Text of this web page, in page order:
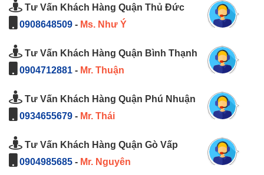
Tư Vấn Khách Hàng Quận Thủ Đức
0908648509 - Ms. Như Ý
Tư Vấn Khách Hàng Quận Bình Thạnh
0904712881 - Mr. Thuận
Tư Vấn Khách Hàng Quận Phú Nhuận
0934655679 - Mr. Thái
Tư Vấn Khách Hàng Quận Gò Vấp
0904985685 - Mr. Nguyên